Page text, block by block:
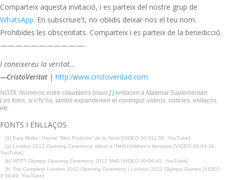
Comparteix aquesta invitació, i es parteix del nostre grup de
WhatsApp. En subscriure't, no oblidis deixar-nos el teu nom.
Prohibides les obscenitats. Comparteix i es parteix de la benedicció.
———————————-
I coneixereu la veritat…
—CristoVeritat | http:/www.cristoverdad.com
NOTA: Números entre claudàtors blaus [ ]enllacen a Material Suplementari.
Les fotos, si n'hi ha, també expandeixen el contingut: vídeos, notícies, enllaços,
etc.
FONTS I ENLLAÇOS
[1] Kary Mullis i l'Home “Més Poderós” de la Terra [VIDEO 00:011:50, YouTube]
[a] London 2012 Opening Ceremony: tributi a l'NHS/children's literatura [VIDEO 00:04:16,
YouTube]
[b] WTF? Olympic Opening Ceremony 2012 NHS [VIDEO 00:06:45, YouTube]
[fc The Complete London 2012 Opening Ceremony | London 2012 Olympic Games [VIDEO
3:59:49, YouTube]